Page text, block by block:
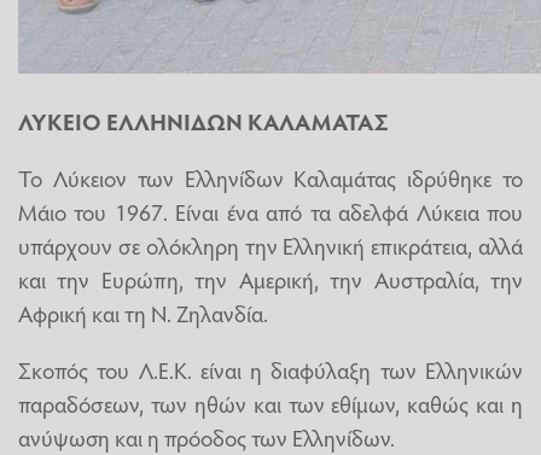
ΛΥΚΕΙΟ ΕΛΛΗΝΙΔΩΝ ΚΑΛΑΜΑΤΑΣ
Το Λύκειον των Ελληνίδων Καλαμάτας ιδρύθηκε το
Μάιο του 1967. Είναι ένα από τα αδελφά Λύκεια που
υπάρχουν σε ολόκληρη την Ελληνική επικράτεια, αλλά
και την Ευρώπη, την Αμερική, την Αυστραλία, την
Αφρική και τη Ν. Ζηλανδία.
Σκοπός του Λ.Ε.Κ. είναι η διαφύλαξη των Ελληνικών
παραδόσεων, των ηθών και των εθίμων, καθώς και η
ανύψωση και η πρόοδος των Ελληνίδων.